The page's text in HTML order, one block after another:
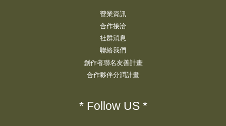
營業資訊
合作接洽
社群消息
聯絡我們
創作者聯名友善計畫
合作夥伴分潤計畫
* Follow US *